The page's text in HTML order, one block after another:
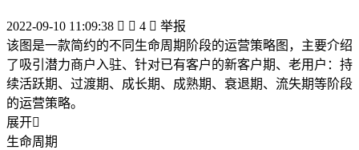
2022-09-10 11:09:38   4  举报
该图是一款简约的不同生命周期阶段的运营策略图，主要介绍
了吸引潜力商户入驻、针对已有客户的新客户期、老用户：持
续活跃期、过渡期、成长期、成熟期、衰退期、流失期等阶段
的运营策略。
展开
生命周期